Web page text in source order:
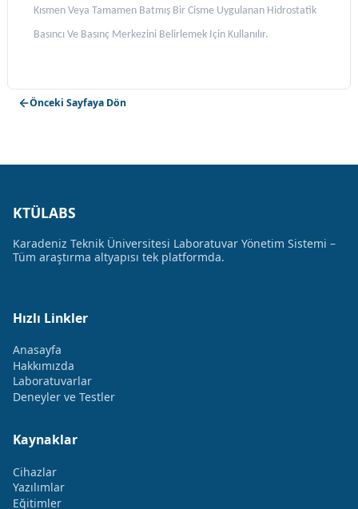
Kısmen Veya Tamamen Batmış Bir Cisme Uygulanan Hidrostatik
Basıncı Ve Basınç Merkezini Belirlemek Için Kullanılır.
Önceki Sayfaya Dön
KTÜLABS
Karadeniz Teknik Üniversitesi Laboratuvar Yönetim Sistemi –
Tüm araştırma altyapısı tek platformda.
Hızlı Linkler
Anasayfa
Hakkımızda
Laboratuvarlar
Deneyler ve Testler
Kaynaklar
Cihazlar
Yazılımlar
Eğitimler